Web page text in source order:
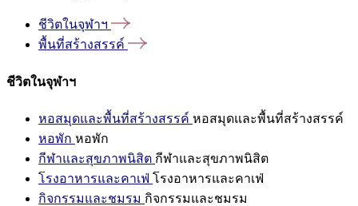
ชีวิตในจุฬาฯ
พื้นที่สร้างสรรค์
ชีวิตในจุฬาฯ
หอสมุดและพื้นที่สร้างสรรค์ หอสมุดและพื้นที่สร้างสรรค์
หอพัก หอพัก
กีฬาและสุขภาพนิสิต กีฬาและสุขภาพนิสิต
โรงอาหารและคาเฟ่ โรงอาหารและคาเฟ่
กิจกรรมและชมรม กิจกรรมและชมรม